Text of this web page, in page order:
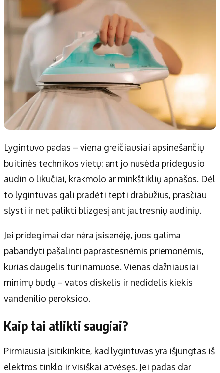
Gineso rekordai
Dienos naujienos
Ekonomikos naujienos
Didžiosios savivaldybės
Vilniaus miesto
Kauno miesto
Klaipėdos miesto
Panevėžio miesto
Alytaus miesto
Marijampolės
Kitos savivaldybės
Druskininkų
Utenos rajono
Jonavos rajono
Vilkaviškio rajono
Palangos miesto
Prienų rajono
Redakcija
Apie mus
Privatumo politika
Redakcijos politika
Receptai
Lygintuvo padas – viena greičiausiai apsinešančių
buitinės technikos vietų: ant jo nusėda pridegusio
audinio likučiai, krakmolo ar minkštiklių apnašos. Dėl
to lygintuvas gali pradėti tepti drabužius, prasčiau
slysti ir net palikti blizgesį ant jautresnių audinių.
Jei pridegimai dar nėra įsisenėję, juos galima
pabandyti pašalinti paprastesnėmis priemonėmis,
kurias daugelis turi namuose. Vienas dažniausiai
minimų būdų – vatos diskelis ir nedidelis kiekis
vandenilio peroksido.
Kaip tai atlikti saugiai?
Pirmiausia įsitikinkite, kad lygintuvas yra išjungtas iš
elektros tinklo ir visiškai atvėsęs. Jei padas dar